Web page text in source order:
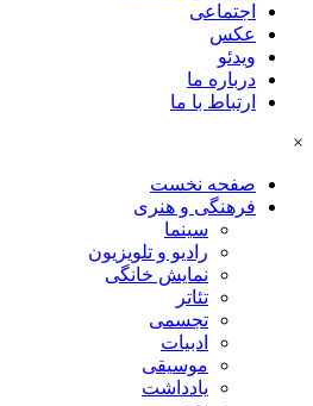
اجتماعی
عکس
ویدئو
درباره ما
ارتباط با ما
×
صفحه نخست
فرهنگی و هنری
سینما
رادیو و تلویزیون
نمایش خانگی
تئاتر
تجسمی
ادبیات
موسیقی
یادداشت